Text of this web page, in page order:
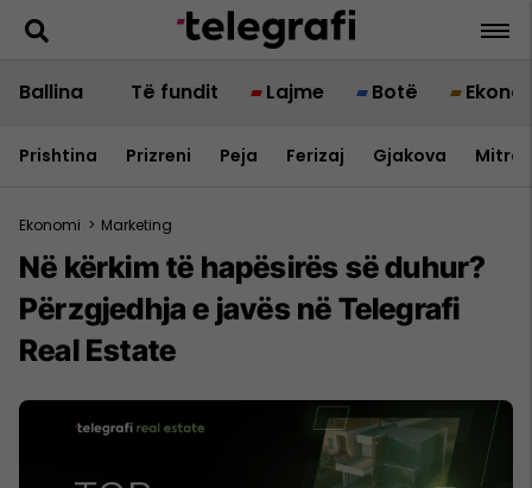
Ballina Të fundit Lajme Botë
Prishtina Prizreni Peja Ferizaj Gjakova
Ekonomi > Marketing
Në kërkim të hapësirës së duhur?
Përzgjedhja e javës në Telegrafi
Real Estate